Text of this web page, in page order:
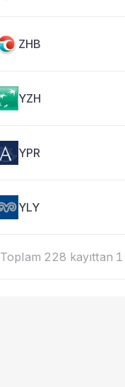
ZHB
YZH
YPR
YLY
Toplam 228 kayıttan